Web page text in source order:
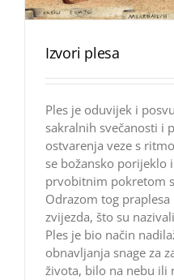
Izvori plesa
Ples je oduvijek i
sakralnih svečanosti i
ostvarenja veze s
se božansko porijeklo
prvobitnim pokretom
Odrazom tog
zvijezda, što su
Ples je bio način
obnavljanja snage za
života, bilo na nebu ili